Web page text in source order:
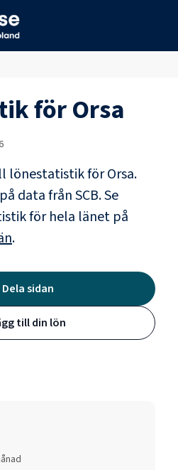
förOrsa
lönestatistik för Orsa.
data från SCB.Se
för hela länet på
.
Dela sidan
till din lön